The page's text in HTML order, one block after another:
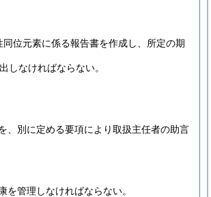
位元素に係る報告書を作成し、所定の期
しなければならない。
、別に定める要項により取扱主任者の助言
管理しなければならない。